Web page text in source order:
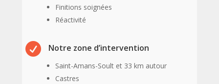
Finitions soignées
Réactivité
 Notre zone d’intervention
Saint-Amans-Soult et 33 km autour
Castres